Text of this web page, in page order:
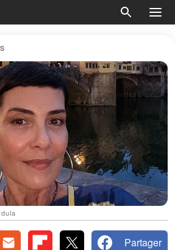
Partager